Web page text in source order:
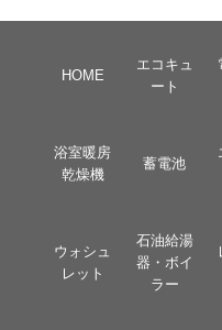
HOME
エコキュ
ート
浴室暖房
乾燥機
蓄電池
ウォシュ
レット
石油給湯
器・ボイ
ラー